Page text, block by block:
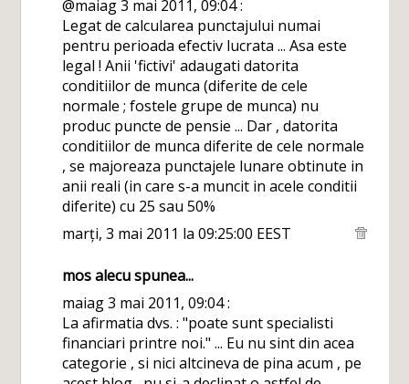
@maiag 3 mai 2011, 09:04 :
Legat de calcularea punctajului numai
pentru perioada efectiv lucrata ... Asa este
legal ! Anii 'fictivi' adaugati datorita
conditiilor de munca (diferite de cele
normale ; fostele grupe de munca) nu
produc puncte de pensie ... Dar , datorita
conditiilor de munca diferite de cele normale
, se majoreaza punctajele lunare obtinute in
anii reali (in care s-a muncit in acele conditii
diferite) cu 25 sau 50%
marți, 3 mai 2011 la 09:25:00 EEST
mos alecuspunea...
maiag 3 mai 2011, 09:04 :
La afirmatia dvs. : "poate sunt specialisti
financiari printre noi." ... Eu nu sint din acea
categorie , si nici altcineva de pina acum , pe